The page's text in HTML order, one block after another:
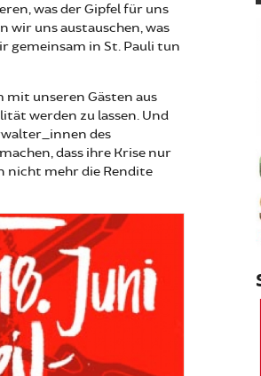
was der Gipfel für uns
wir uns austauschen, was
gemeinsam in St. Pauli tun
mit unseren Gästen aus
werden zu lassen. Und
des
dass ihre Krise nur
nicht mehr die Rendite